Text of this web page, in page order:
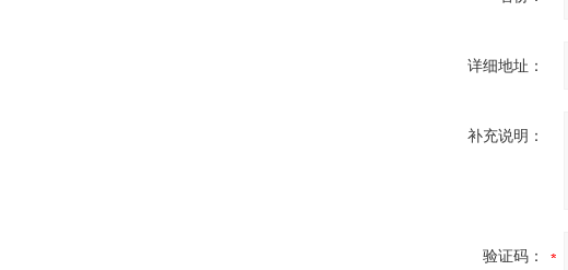
详细地址：
补充说明：
验证码：